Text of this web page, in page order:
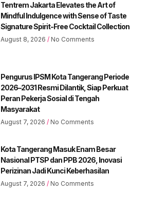
Tentrem Jakarta Elevates the Art of
Mindful Indulgence with Sense of Taste
Signature Spirit-Free Cocktail Collection
August 8, 2026 No Comments
Pengurus IPSM Kota Tangerang Periode
2026–2031 Resmi Dilantik, Siap Perkuat
Peran Pekerja Sosial di Tengah
Masyarakat
August 7, 2026 No Comments
Kota Tangerang Masuk Enam Besar
Nasional PTSP dan PPB 2026, Inovasi
Perizinan Jadi Kunci Keberhasilan
August 7, 2026 No Comments